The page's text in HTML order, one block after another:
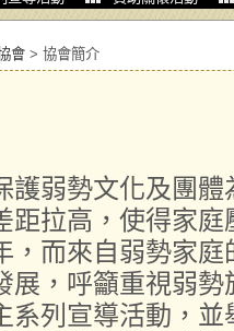
會 > 協會簡介
護弱勢文化及團
距拉高，使得家
，而來自弱勢家
展，呼籲重視弱
系列宣導活動，